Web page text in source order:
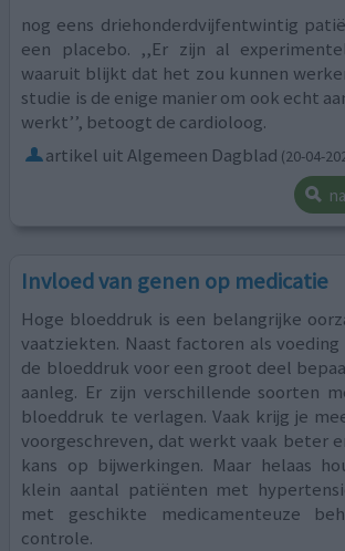
nog eens driehonderdvijfentwintig
een placebo. ,,Er zijn al
waaruit blijkt dat het zou kunnen
studie is de enige manier om ook echt
werkt’’, betoogt de cardioloog.
artikel uit Algemeen Dagblad (20-04-
Invloed van genen op medicatie
Hoge bloeddruk is een belangrijke
vaatziekten. Naast factoren als
de bloeddruk voor een groot deel
aanleg. Er zijn verschillende soorten
bloeddruk te verlagen. Vaak krijg je
voorgeschreven, dat werkt vaak beter
kans op bijwerkingen. Maar helaas
klein aantal patiënten met
met geschikte medicamenteuze
controle.